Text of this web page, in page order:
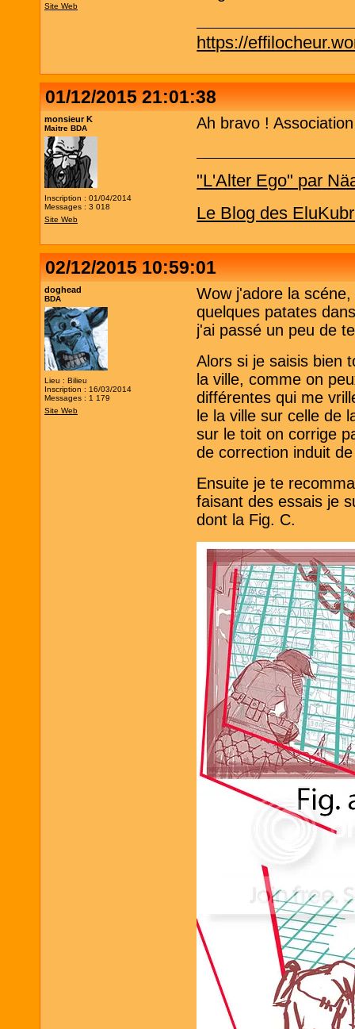
Site Web
https://
01/12/2015 21:01:38
monsieur K
Maitre BDA
Inscription : 01/04/2014
Messages : 3 018
Site Web
Ah bravo !
"L'Alter Ego" par
Le Blog des
02/12/2015 10:59:01
doghead
BDA
Lieu : Bilieu
Inscription : 16/03/2014
Messages : 1 179
Site Web
Wow j'adore la
quelques patates
j'ai passé un peu de
Alors si je saisis bien
la ville, comme on
différentes qui me
le la ville sur celle de
sur le toit on corrige
de correction induit
Ensuite je te
faisant des essais je
dont la Fig. C.